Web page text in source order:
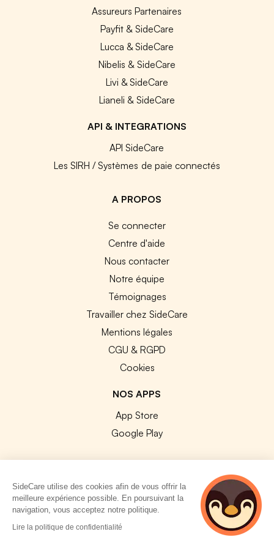
Assureurs Partenaires
Payfit & SideCare
Lucca & SideCare
Nibelis & SideCare
Livi & SideCare
Lianeli & SideCare
API & INTEGRATIONS
API SideCare
Les SIRH / Systèmes de paie connectés
A PROPOS
Se connecter
Centre d'aide
Nous contacter
Notre équipe
Témoignages
Travailler chez SideCare
Mentions légales
CGU & RGPD
Cookies
NOS APPS
App Store
Google Play
© 2026 SideCare. Tous droits réservés.
SideCare utilise des cookies afin de vous offrir la
meilleure expérience possible. En poursuivant la
navigation, vous acceptez notre politique.
Lire la politique de confidentialité
4 personnes